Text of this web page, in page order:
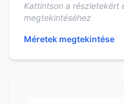
Kattintson a részletekért
megtekintéséhez
Méretek megtekintése